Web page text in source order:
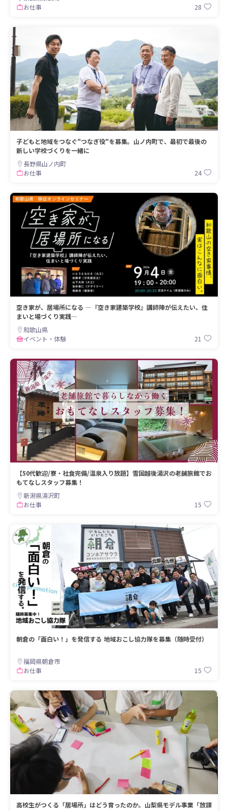
お仕事
28
子どもと地域をつなぐ"つなぎ役"を募集。山ノ内町で、最初で最後の
新しい学校づくりを一緒に
長野県山ノ内町
お仕事
24
空き家が、居場所になる ―『空き家建築学校』講師陣が伝えたい、住
まいと場づくり実践―
和歌山県
イベント・体験
21
【50代歓迎/寮・社食完備/温泉入り放題】雪国越後湯沢の老舗旅館でお
もてなしスタッフ募集！
新潟県湯沢町
お仕事
15
朝倉の「面白い！」を発信する 地域おこし協力隊を募集（随時受付）
福岡県朝倉市
お仕事
15
高校生がつくる「居場所」はどう育ったのか。山梨県モデル事業「放課